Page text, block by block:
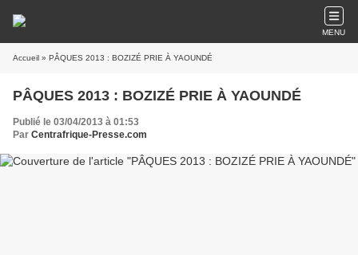
MENU
Accueil » PÂQUES 2013 : BOZIZÉ PRIE À YAOUNDÉ
PÂQUES 2013 : BOZIZÉ PRIE À YAOUNDÉ
Publié le 03/04/2013 à 01:53
Par Centrafrique-Presse.com